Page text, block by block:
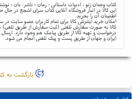
کتاب وجدان زنو ، ادبیات داستانی - رمان ؛ ناشر: بان ؛
این کالا در انبار فروشگاه آنلاین کتاب سرای اشجع در
اطمینان آن را بخرید.
امکان خرید اینترنتی کالا برای تمام کاربران عضو سایت
کالا به صورت سفارش تلفنی (ثبت سفارش از طریق تلفن)
درخواست و تهیه کالا از طریق پیامک هم وجود دارد. ارسال
ایران و جهان از طریق پست و پیک تلفنی انجام می شود.
بازگشت به